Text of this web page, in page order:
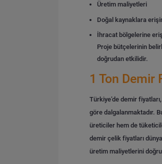
Üretim maliyetleri
Doğal kaynaklara
İhracat bölgelerine
Proje bütçelerinin
doğrudan etkilidir.
1 Ton Demir
Türkiye’de demir
göre dalgalanmaktadır.
üreticiler hem de
demir çelik fiyatları
üretim maliyetlerini